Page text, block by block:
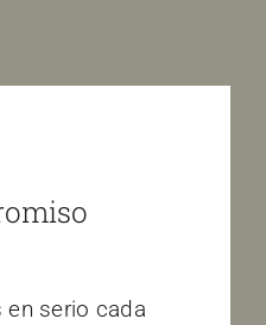
serio cada